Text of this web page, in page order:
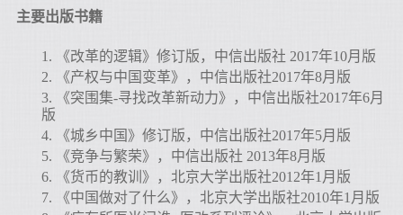
主要出版书籍
1.
《改革的逻辑》修订版，中信出版社 2017年10月版
2.
《产权与中国变革》，中信出版社2017年8月版
3.
《突围集-寻找改革新动力》，中信出版社2017年6月
版
4.
《城乡中国》修订版，中信出版社2017年5月版
5.
《竞争与繁荣》，中信出版社 2013年8月版
6.
《货币的教训》，北京大学出版社2012年1月版
7.
《中国做对了什么》，北京大学出版社2010年1月版